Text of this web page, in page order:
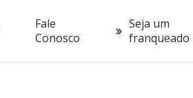
Fale
Conosco
Seja um
franqueado